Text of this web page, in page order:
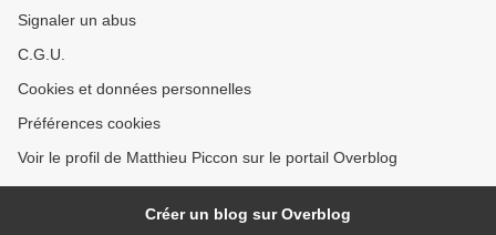
Signaler un abus
C.G.U.
Cookies et données personnelles
Préférences cookies
Voir le profil de Matthieu Piccon sur le portail Overblog
Créer un blog sur Overblog